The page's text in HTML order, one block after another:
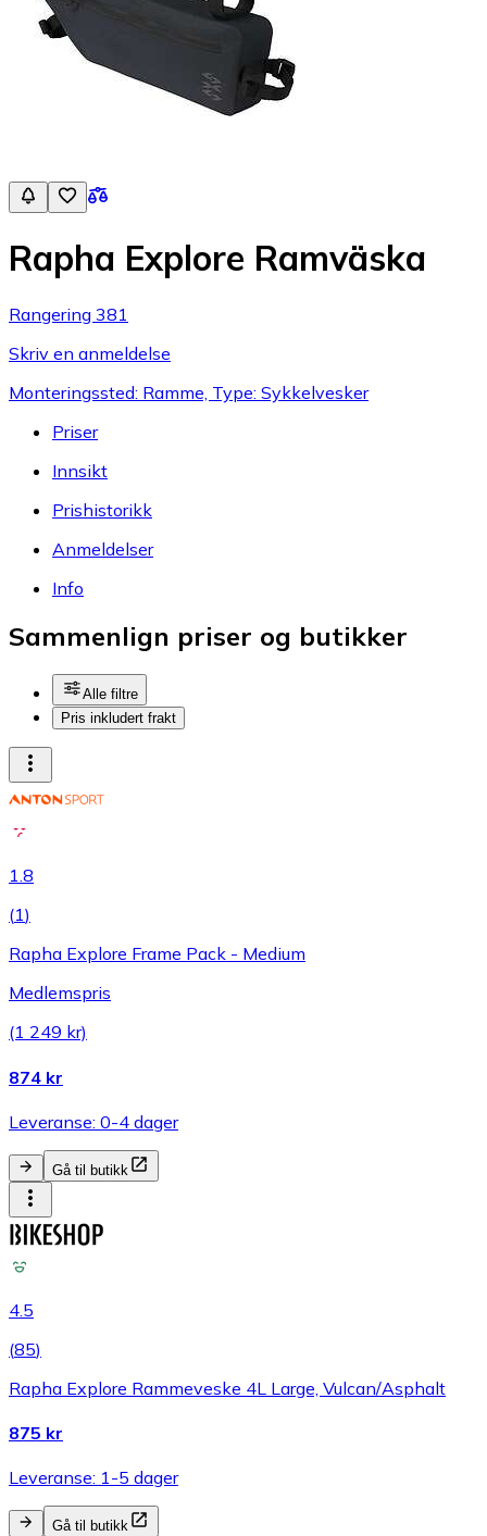
Rapha Explore Ramväska
Rangering 381
Skriv en anmeldelse
Monteringssted: Ramme, Type: Sykkelvesker
Priser
Innsikt
Prishistorikk
Anmeldelser
Info
Sammenlign priser og butikker
Alle filtre
Pris inkludert frakt
1.8
(1)
Rapha Explore Frame Pack - Medium
Medlemspris
(1 249 kr)
874 kr
Leveranse: 0-4 dager
Gå til butikk
4.5
(85)
Rapha Explore Rammeveske 4L Large, Vulcan/Asphalt
875 kr
Leveranse: 1-5 dager
Gå til butikk